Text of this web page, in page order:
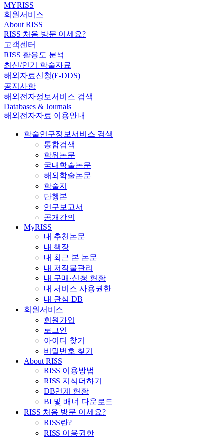
MYRISS
회원서비스
About RISS
RISS 처음 방문 이세요?
고객센터
RISS 활용도 분석
최신/인기 학술자료
해외자료신청(E-DDS)
공지사항
해외전자정보서비스 검색
Databases & Journals
해외전자자료 이용안내
학술연구정보서비스 검색
통합검색
학위논문
국내학술논문
해외학술논문
학술지
단행본
연구보고서
공개강의
MyRISS
내 추천논문
내 책장
내 최근 본 논문
내 저작물관리
내 구매·신청 현황
내 서비스 사용권한
내 관심 DB
회원서비스
회원가입
로그인
아이디 찾기
비밀번호 찾기
About RISS
RISS 이용방법
RISS 지식더하기
DB연계 현황
BI 및 배너 다운로드
RISS 처음 방문 이세요?
RISS란?
RISS 이용권한